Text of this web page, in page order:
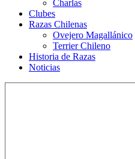
Charlas
Clubes
Razas Chilenas
Ovejero Magallánico
Terrier Chileno
Historia de Razas
Noticias